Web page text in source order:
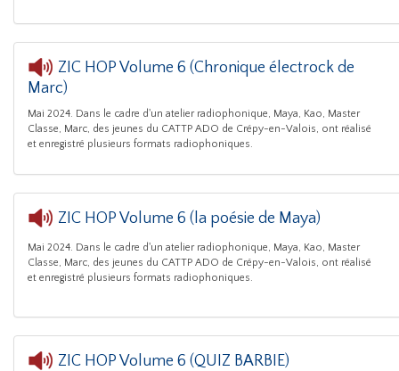
ZIC HOP Volume 6 (Chronique électrock de
Marc)
Mai 2024. Dans le cadre d'un atelier radiophonique, Maya, Kao, Master
Classe, Marc, des jeunes du CATTP ADO de Crépy-en-Valois, ont réalisé
et enregistré plusieurs formats radiophoniques.
ZIC HOP Volume 6 (la poésie de Maya)
Mai 2024. Dans le cadre d'un atelier radiophonique, Maya, Kao, Master
Classe, Marc, des jeunes du CATTP ADO de Crépy-en-Valois, ont réalisé
et enregistré plusieurs formats radiophoniques.
CATTP ADO
ZIC HOP Volume 6 (QUIZ BARBIE)